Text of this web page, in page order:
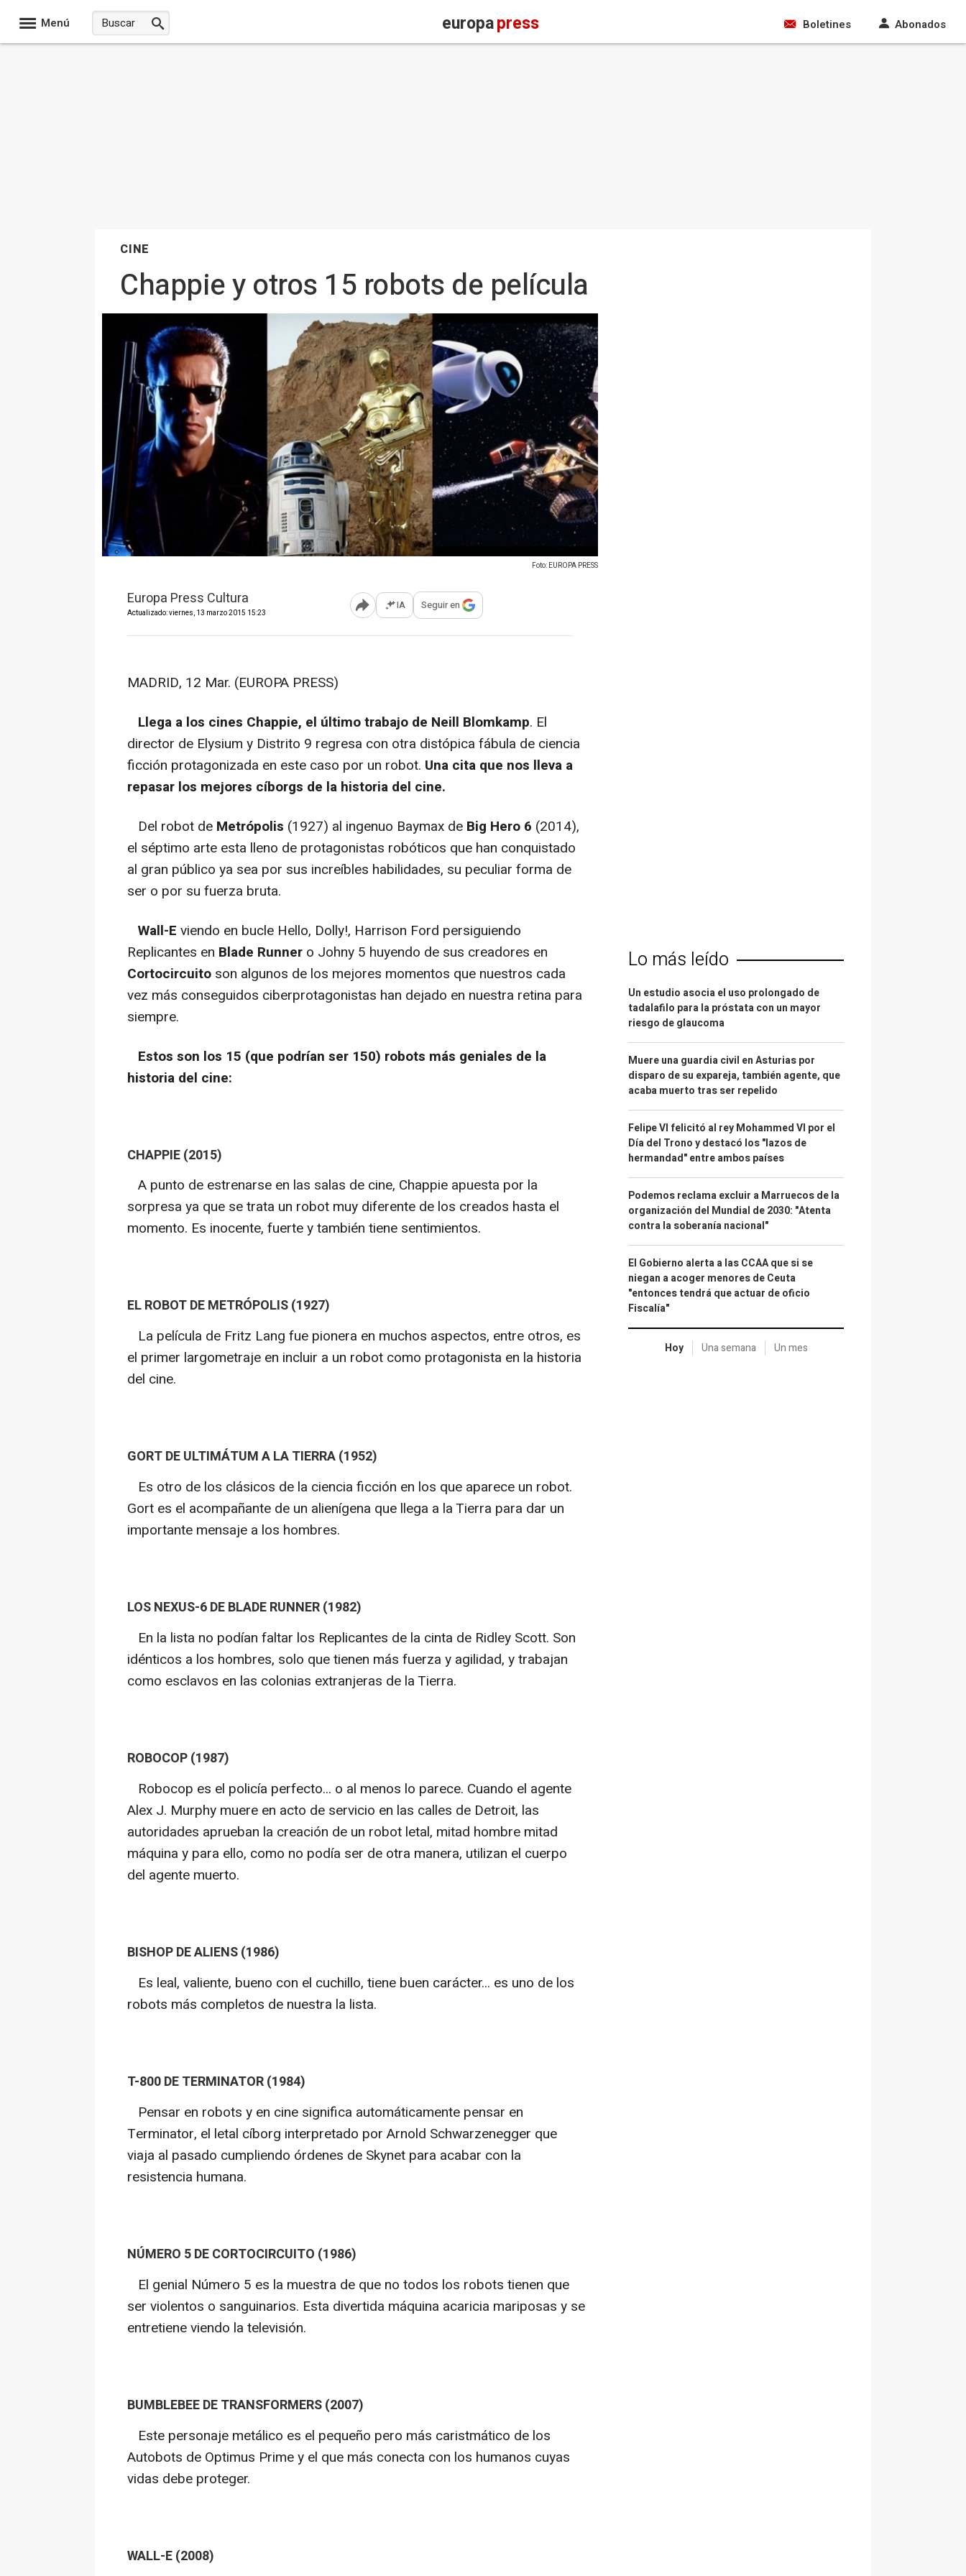
Menú europapress Boletines Abonados
CINE
Chappie y otros 15 robots de película
Foto: EUROPA PRESS
Europa Press Cultura
Actualizado: viernes, 13 marzo 2015 15:23 Abrir opciones para compartir
IA Seguir en
MADRID, 12 Mar. (EUROPA PRESS)
Llega a los cines Chappie, el último trabajo de Neill Blomkamp. El
director de Elysium y Distrito 9 regresa con otra distópica fábula de ciencia
ficción protagonizada en este caso por un robot. Una cita que nos lleva a
repasar los mejores cíborgs de la historia del cine.
Del robot de Metrópolis (1927) al ingenuo Baymax de Big Hero 6 (2014),
el séptimo arte esta lleno de protagonistas robóticos que han conquistado
al gran público ya sea por sus increíbles habilidades, su peculiar forma de
ser o por su fuerza bruta.
Wall-E viendo en bucle Hello, Dolly!, Harrison Ford persiguiendo
Replicantes en Blade Runner o Johny 5 huyendo de sus creadores en
Cortocircuito son algunos de los mejores momentos que nuestros cada
vez más conseguidos ciberprotagonistas han dejado en nuestra retina para
siempre.
Estos son los 15 (que podrían ser 150) robots más geniales de la
historia del cine:
CHAPPIE (2015)
A punto de estrenarse en las salas de cine, Chappie apuesta por la
sorpresa ya que se trata un robot muy diferente de los creados hasta el
momento. Es inocente, fuerte y también tiene sentimientos.
EL ROBOT DE METRÓPOLIS (1927)
La película de Fritz Lang fue pionera en muchos aspectos, entre otros, es
el primer largometraje en incluir a un robot como protagonista en la historia
del cine.
GORT DE ULTIMÁTUM A LA TIERRA (1952)
Es otro de los clásicos de la ciencia ficción en los que aparece un robot.
Gort es el acompañante de un alienígena que llega a la Tierra para dar un
importante mensaje a los hombres.
LOS NEXUS-6 DE BLADE RUNNER (1982)
En la lista no podían faltar los Replicantes de la cinta de Ridley Scott. Son
idénticos a los hombres, solo que tienen más fuerza y agilidad, y trabajan
como esclavos en las colonias extranjeras de la Tierra.
ROBOCOP (1987)
Robocop es el policía perfecto... o al menos lo parece. Cuando el agente
Alex J. Murphy muere en acto de servicio en las calles de Detroit, las
autoridades aprueban la creación de un robot letal, mitad hombre mitad
máquina y para ello, como no podía ser de otra manera, utilizan el cuerpo
del agente muerto.
BISHOP DE ALIENS (1986)
Es leal, valiente, bueno con el cuchillo, tiene buen carácter... es uno de los
robots más completos de nuestra la lista.
T-800 DE TERMINATOR (1984)
Pensar en robots y en cine significa automáticamente pensar en
Terminator, el letal cíborg interpretado por Arnold Schwarzenegger que
viaja al pasado cumpliendo órdenes de Skynet para acabar con la
resistencia humana.
NÚMERO 5 DE CORTOCIRCUITO (1986)
El genial Número 5 es la muestra de que no todos los robots tienen que
ser violentos o sanguinarios. Esta divertida máquina acaricia mariposas y se
entretiene viendo la televisión.
BUMBLEBEE DE TRANSFORMERS (2007)
Este personaje metálico es el pequeño pero más caristmático de los
Autobots de Optimus Prime y el que más conecta con los humanos cuyas
vidas debe proteger.
WALL-E (2008)
Lo más leído
Un estudio asocia el uso prolongado de
tadalafilo para la próstata con un mayor
riesgo de glaucoma
Muere una guardia civil en Asturias por
disparo de su expareja, también agente, que
acaba muerto tras ser repelido
Felipe VI felicitó al rey Mohammed VI por el
Día del Trono y destacó los "lazos de
hermandad" entre ambos países
Podemos reclama excluir a Marruecos de la
organización del Mundial de 2030: "Atenta
contra la soberanía nacional"
El Gobierno alerta a las CCAA que si se
niegan a acoger menores de Ceuta
"entonces tendrá que actuar de oficio
Fiscalía"
Hoy Una semana Un mes